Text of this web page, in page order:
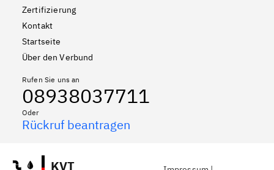
Zertifizierung
Kontakt
Startseite
Über den Verbund
Rufen Sie uns an
08938037711
Oder
Rückruf beantragen
KVT